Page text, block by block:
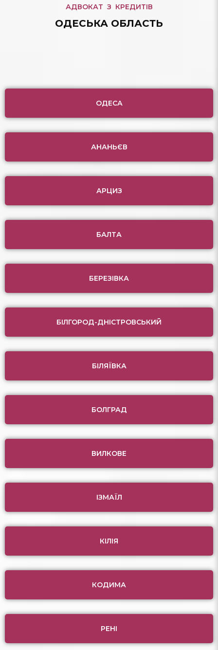
АДВОКАТ З КРЕДИТІВ
ОДЕСЬКА ОБЛАСТЬ
ОДЕСА
АНАНЬЄВ
АРЦИЗ
БАЛТА
БЕРЕЗІВКА
БІЛГОРОД-ДНІСТРОВСЬКИЙ
БІЛЯЇВКА
БОЛГРАД
ВИЛКОВЕ
ІЗМАЇЛ
КІЛІЯ
КОДИМА
РЕНІ